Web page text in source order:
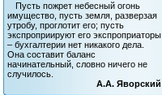
Пусть пожрет небесный огонь
имущество, пусть земля, разверзая
утробу, проглотит его; пусть
экспроприируют его экспроприаторы
– бухгалтерии нет никакого дела.
Она составит баланс
начинательный, словно ничего не
случилось.
А.А. Яворский